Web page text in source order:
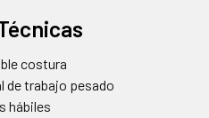
costura
de trabajo pesado
hábiles